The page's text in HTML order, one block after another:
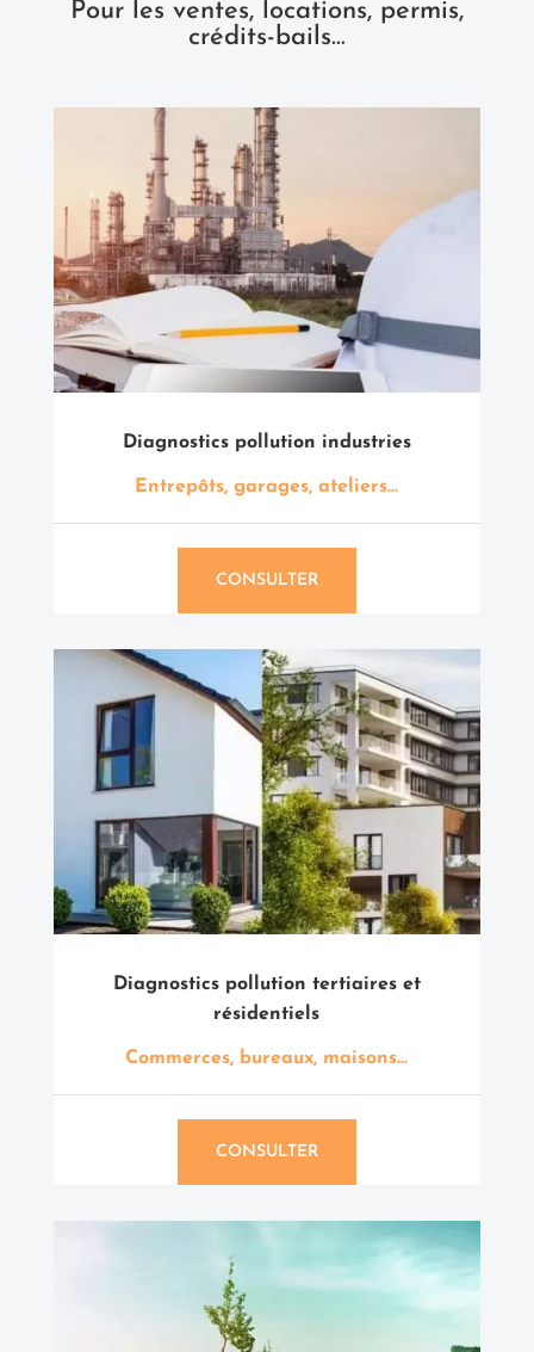
Pour les ventes, locations, permis,
crédits-bails…
Diagnostics pollution industries
Entrepôts, garages, ateliers…
CONSULTER
Diagnostics pollution tertiaires et
résidentiels
Commerces, bureaux, maisons…
CONSULTER